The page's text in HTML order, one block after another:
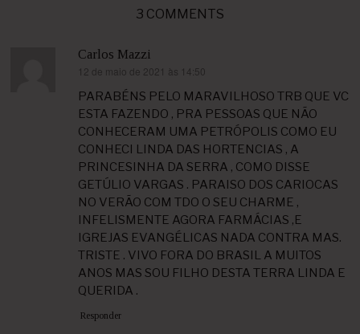
3 COMMENTS
Carlos Mazzi
disse:
12 de maio de 2021 às 14:50
PARABÉNS PELO MARAVILHOSO TRB QUE VC
ESTA FAZENDO , PRA PESSOAS QUE NÃO
CONHECERAM UMA PETRÓPOLIS COMO EU
CONHECI LINDA DAS HORTENCIAS , A
PRINCESINHA DA SERRA , COMO DISSE
GETÚLIO VARGAS . PARAISO DOS CARIOCAS
NO VERÃO COM TDO O SEU CHARME ,
INFELISMENTE AGORA FARMÁCIAS ,E
IGREJAS EVANGÉLICAS NADA CONTRA MAS.
TRISTE . VIVO FORA DO BRASIL A MUITOS
ANOS MAS SOU FILHO DESTA TERRA LINDA E
QUERIDA .
Responder